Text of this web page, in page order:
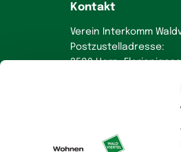
Kontakt
Verein Interkomm
Postzustelladresse:
3580 Horn,
wohnen-im-